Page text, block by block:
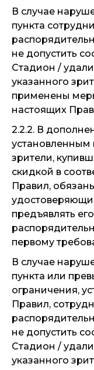
В случае
пункта
не допустить
Стадион /
указанного
применены
настоящих
2.2.2. В
установленным
зрители,
скидкой в
Правил,
предъявлять
первому
В случае
пункта или
ограничения,
Правил,
не допустить
Стадион /
указанного